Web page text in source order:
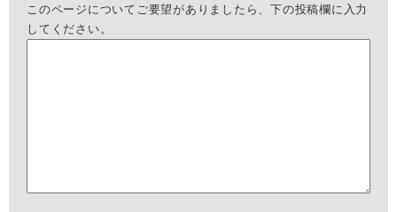
このページについてご要望がありましたら、下の投稿欄に入力
してください。